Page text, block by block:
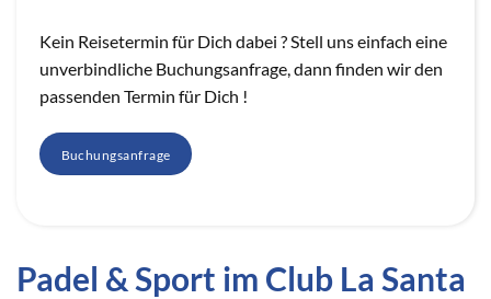
Kein Reisetermin für Dich dabei ? Stell uns einfach eine
unverbindliche Buchungsanfrage, dann finden wir den
passenden Termin für Dich !
Buchungsanfrage
Padel & Sport im Club La Santa